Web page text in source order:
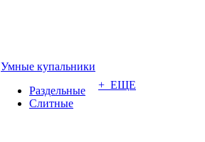
Умные купальники
Раздельные
Слитные
+ ЕЩЕ